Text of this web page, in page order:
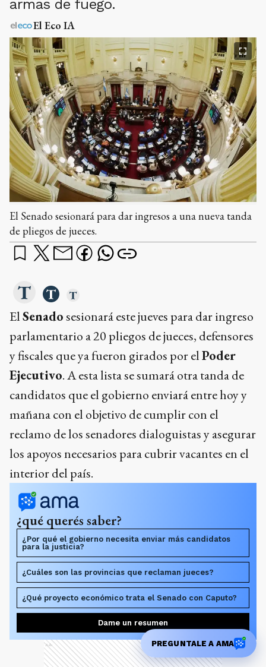
armas de fuego.
El Eco IA
El Senado sesionará para dar ingresos a una nueva tanda
de pliegos de jueces.
ElSenadosesionará este jueves para dar ingreso
parlamentario a 20 pliegos de jueces, defensores
y fiscales que ya fueron girados por elPoder
Ejecutivo. A esta lista se sumará otra tanda de
candidatos que el gobierno enviará entre hoy y
mañana con el objetivo de cumplir con el
reclamo de los senadores dialoguistas y asegurar
los apoyos necesarios para cubrir vacantes en el
interior del país.
¿qué querés saber?
¿Por qué el gobierno necesita enviar más candidatos
para la justicia?
¿Cuáles son las provincias que reclaman jueces?
¿Qué proyecto económico trata el Senado con Caputo?
Dame un resumen
Ads PREGUNTALE A AMA